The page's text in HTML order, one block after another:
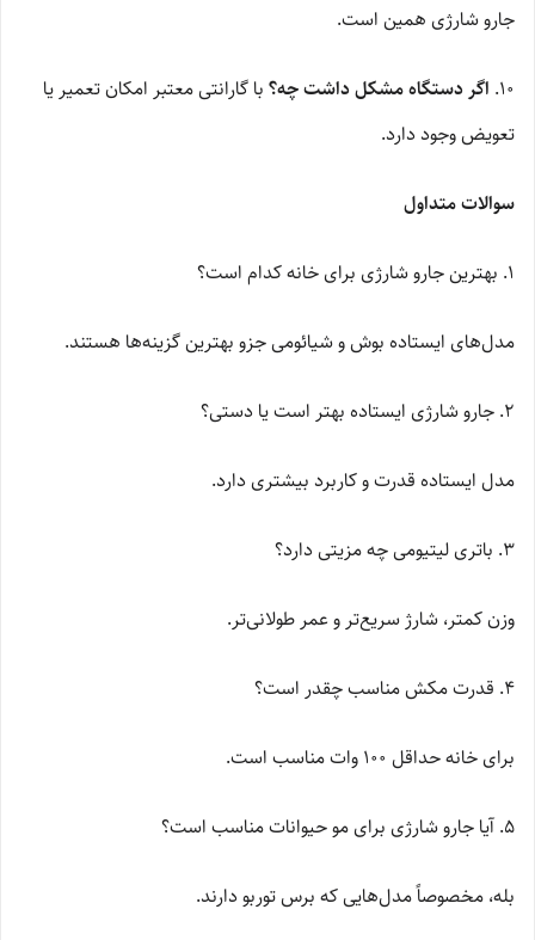
جارو شارژی همین است.
۱۰. اگر دستگاه مشکل داشت چه؟ با گارانتی معتبر امکان تعمیر یا
تعویض وجود دارد.
سوالات متداول
۱. بهترین جارو شارژی برای خانه کدام است؟
مدل‌های ایستاده بوش و شیائومی جزو بهترین گزینه‌ها هستند.
۲. جارو شارژی ایستاده بهتر است یا دستی؟
مدل ایستاده قدرت و کاربرد بیشتری دارد.
۳. باتری لیتیومی چه مزیتی دارد؟
وزن کمتر، شارژ سریع‌تر و عمر طولانی‌تر.
۴. قدرت مکش مناسب چقدر است؟
برای خانه حداقل ۱۰۰ وات مناسب است.
۵. آیا جارو شارژی برای مو حیوانات مناسب است؟
بله، مخصوصاً مدل‌هایی که برس توربو دارند.